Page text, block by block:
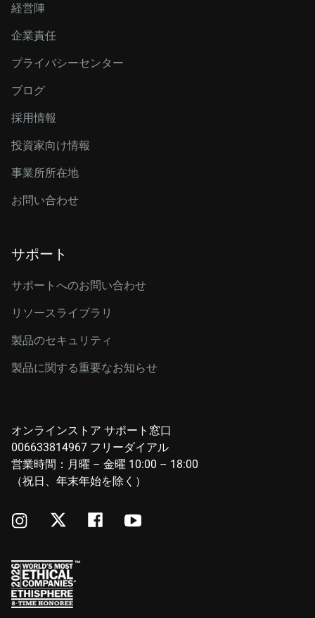
経営陣
企業責任
プライバシーセンター
ブログ
採用情報
投資家向け情報
事業所所在地
お問い合わせ
サポート
サポートへのお問い合わせ
リソースライブラリ
製品のセキュリティ
製品に関する重要なお知らせ
オンラインストア サポート窓口
006633814967 フリーダイアル
営業時間：月曜 – 金曜 10:00 – 18:00
（祝日、年末年始を除く）